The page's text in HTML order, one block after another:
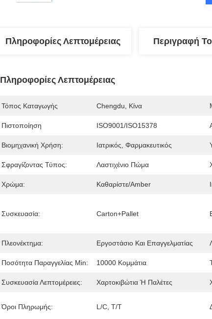
Πληροφορίες Λεπτομέρειας Περιγραφή
Πληροφορίες Λεπτομέρειας
Τόπος Καταγωγής Chengdu, Κίνα
Πιστοποίηση ISO9001/ISO15378
Βιομηχανική Χρήση: Ιατρικός, Φαρμακευτικός
Σφραγίζοντας Τύπος: Λαστιχένιο Πώμα
Χρώμα: Καθαρίστε/Amber
Συσκευασία: Carton+Pallet
Πλεονέκτημα: Εργοστάσιο Και Επαγγελματίας
Ποσότητα Παραγγελίας Min: 10000 Κομμάτια
Συσκευασία Λεπτομέρειες: Χαρτοκιβώτια Ή Παλέτες
Όροι Πληρωμής: L/C, T/T